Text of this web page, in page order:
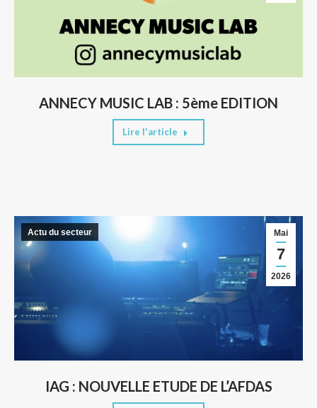
ANNECY MUSIC LAB : 5ème EDITION
Lire l'article
IAG : NOUVELLE ETUDE DE L’AFDAS
Mai
7
2026
Actu du secteur